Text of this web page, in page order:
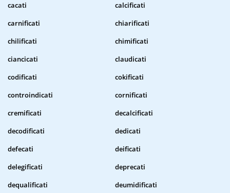
cacati
calcificati
carnificati
chiarificati
chilificati
chimificati
ciancicati
claudicati
codificati
cokificati
controindicati
cornificati
cremificati
decalcificati
decodificati
dedicati
defecati
deificati
delegificati
deprecati
dequalificati
deumidificati